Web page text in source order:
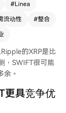
息服务而逐渐
及多家
出Linea仅限
工具，且依赖
XRP在跨境支
波达成协议并
#Linea
流动性 #整合
的XRP是比
，SWIFT很可能
余。
更具竞争优